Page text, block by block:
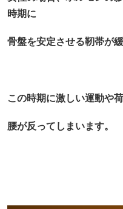
時期に
骨盤を安定させる靭帯が
この時期に激しい運動や
腰が反ってしまいます。